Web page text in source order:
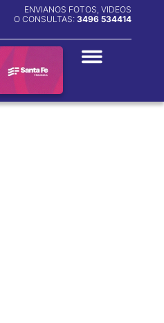
ENVIANOS FOTOS, VIDEOS
O CONSULTAS: 3496 534414